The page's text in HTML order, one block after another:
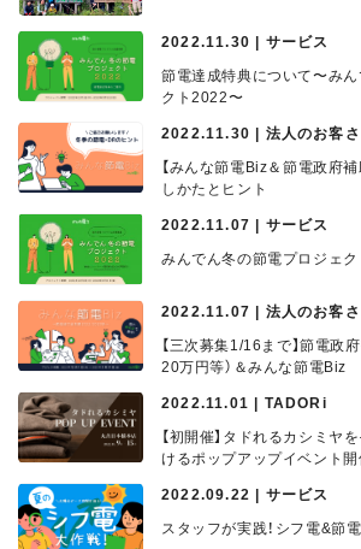
2022.11.30 | サービス
節電達成特典について〜み
クト2022〜
2022.11.30 | 法人のお客さ
【みんな節電Biz＆節電政府
しかたとヒント
2022.11.07 | サービス
みんでん冬の節電プロジェ
2022.11.07 | 法人のお客さ
【三次募集1/16まで】節電政
20万円等）＆みんな節電Biz
2022.11.01 | TADORi
【初開催】タドれるカシミヤ
けるポップアップイベント
2022.09.22 | サービス
スタッフが実践！シフ電&節